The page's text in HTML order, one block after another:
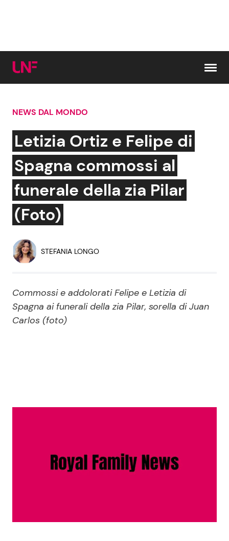
Cerca:
News e Cronaca
Attualità Italiana
Dal Mondo
Economia
Persone Scomparse
Politica
Gossip e TV
Bellezze VIP
Reality e Talent
NEWS DAL MONDO
Letizia Ortiz e Felipe di
Spagna commossi al
funerale della zia Pilar
(Foto)
STEFANIA LONGO
Commossi e addolorati Felipe e Letizia di
Spagna ai funerali della zia Pilar, sorella di Juan
Carlos (foto)